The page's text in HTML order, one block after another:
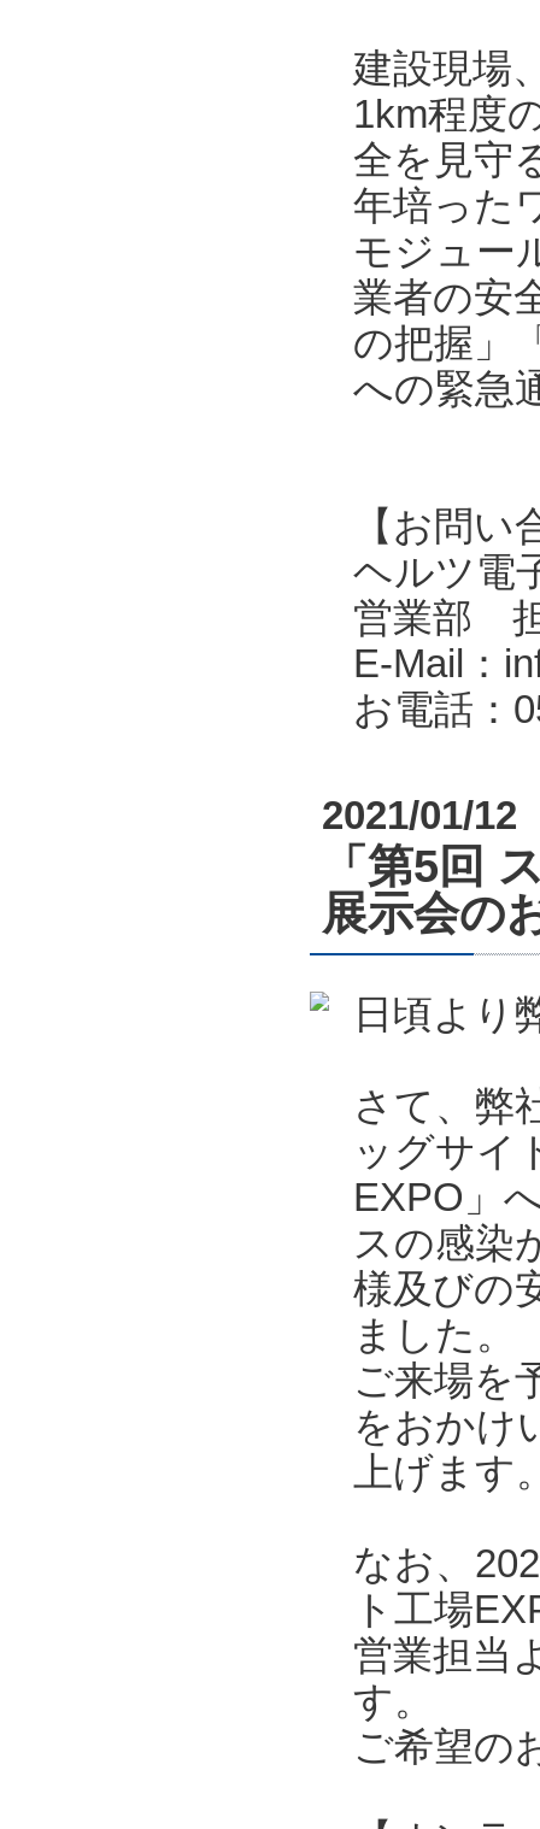
建設現場
1km程度
全を見守
年培った
モジュー
業者の安
の把握」
への緊急
【お問い
ヘルツ電
営業部
E-Mail：
お電話：
2021/01/12
「第5回
展示会の
日頃より
さて、弊
ッグサイ
EXPO」
スの感染
様及びの
ました。
ご来場を
をおかけ
上げます
なお、
ト工場
営業担当
す。
ご希望の